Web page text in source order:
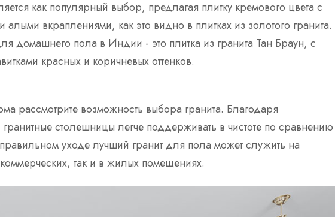
как популярный выбор, предлагая плитку кремового цвета с
вкраплениями, как это видно в плитках из золотого гранита.
домашнего пола в Индии - это плитка из гранита Тан Браун, с
красных и коричневых оттенков.
рассмотрите возможность выбора гранита. Благодаря
гранитные столешницы легче поддерживать в чистоте по сравнению
уходе лучший гранит для пола может служить на
так и в жилых помещениях.